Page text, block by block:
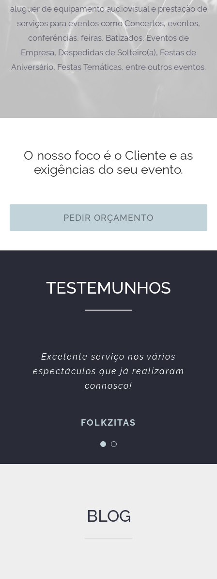
aluguer de equipamento audiovisual e prestação de
serviços para eventos como Concertos, eventos,
conferências, feiras, Batizados, Eventos de
Empresa, Despedidas de Solteiro(a), Festas de
Aniversário, Festas Temáticas, entre outros eventos.
O nosso foco é o Cliente e as
exigências do seu evento.
PEDIR ORÇAMENTO
TESTEMUNHOS
Excelente serviço nos vários
espectáculos que já realizaram
connosco!
FOLKZITAS
Equipa simpática e profissional.
Sempre prestáveis. Todos os
serviços prestados sempre da
BLOG